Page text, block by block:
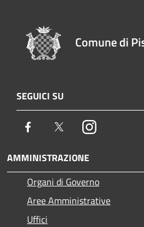
Comune di
SEGUICI SU
Facebook TwitterInstagram
AMMINISTRAZIONE
Organi di Governo
Aree Amministrative
Uffici